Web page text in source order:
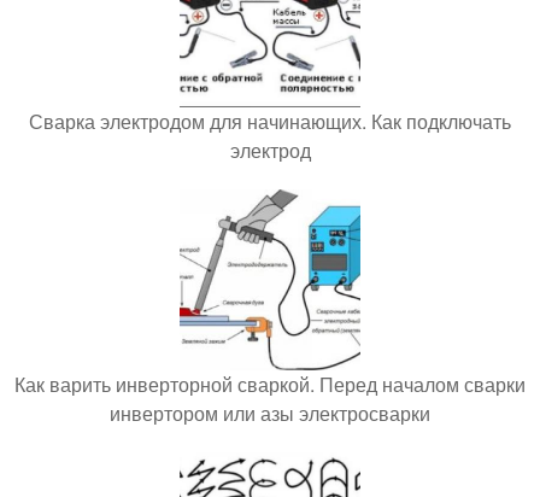
Сварка электродом для начинающих. Как подключать
электрод
Как варить инверторной сваркой. Перед началом сварки
инвертором или азы электросварки